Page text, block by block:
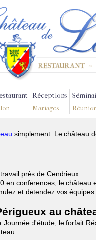
Réceptions
Mariages
simplement. Le château
près de Cendrieux.
conférences, le château
et détendez vos
au
d'étude, le forfait